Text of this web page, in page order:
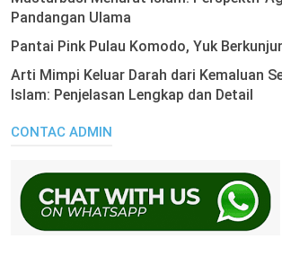
Pandangan Ulama
Pantai Pink Pulau Komodo, Yuk
Arti Mimpi Keluar Darah dari Kemaluan
Islam: Penjelasan Lengkap dan Detail
CONTAC ADMIN